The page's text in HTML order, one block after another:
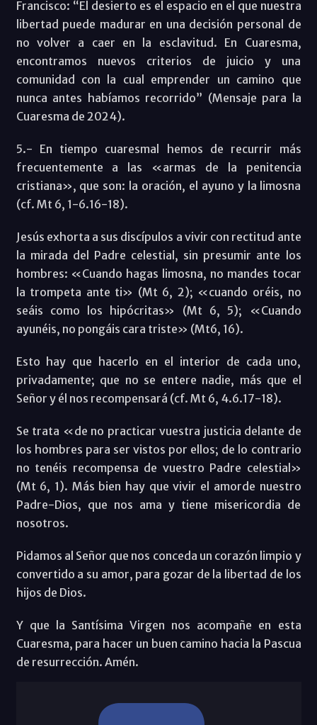
Francisco: “El desierto es el espacio en el que nuestra
libertad puede madurar en una decisión personal de
no volver a caer en la esclavitud. En Cuaresma,
encontramos nuevos criterios de juicio y una
comunidad con la cual emprender un camino que
nunca antes habíamos recorrido” (Mensaje para la
Cuaresma de 2024).
5.- En tiempo cuaresmal hemos de recurrir más
frecuentemente a las «armas de la penitencia
cristiana», que son: la oración, el ayuno y la limosna
(cf. Mt 6, 1-6.16-18).
Jesús exhorta a sus discípulos a vivir con rectitud ante
la mirada del Padre celestial, sin presumir ante los
hombres: «Cuando hagas limosna, no mandes tocar
la trompeta ante ti» (Mt 6, 2); «cuando oréis, no
seáis como los hipócritas» (Mt 6, 5); «Cuando
ayunéis, no pongáis cara triste» (Mt6, 16).
Esto hay que hacerlo en el interior de cada uno,
privadamente; que no se entere nadie, más que el
Señor y él nos recompensará (cf. Mt 6, 4.6.17-18).
Se trata «de no practicar vuestra justicia delante de
los hombres para ser vistos por ellos; de lo contrario
no tenéis recompensa de vuestro Padre celestial»
(Mt 6, 1). Más bien hay que vivir el amorde nuestro
Padre-Dios, que nos ama y tiene misericordia de
nosotros.
Pidamos al Señor que nos conceda un corazón limpio y
convertido a su amor, para gozar de la libertad de los
hijos de Dios.
Y que la Santísima Virgen nos acompañe en esta
Cuaresma, para hacer un buen camino hacia la Pascua
de resurrección. Amén.